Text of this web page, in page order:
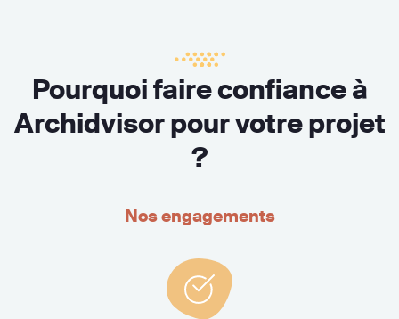
Pourquoi faire confiance à
Archidvisor pour votre projet
?
Nos engagements